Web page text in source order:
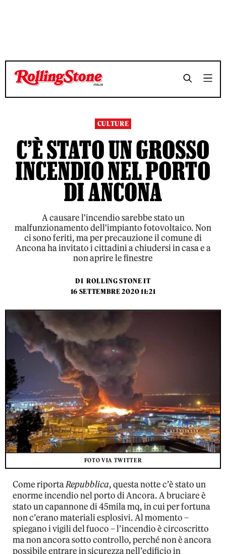
TEMPO DI LETTURA 3 MINUTI
TEMPO DI LETTURA 3 MINUTI
CULTURE
C’È STATO UN GROSSO
INCENDIO NEL PORTO
DI ANCONA
A causare l'incendio sarebbe stato un
malfunzionamento dell'impianto fotovoltaico. Non
ci sono feriti, ma per precauzione il comune di
Ancona ha invitato i cittadini a chiudersi in casa e a
non aprire le finestre
DI ROLLING STONE IT
16 SETTEMBRE 2020 11:21
FOTO VIA TWITTER
Come riportaRepubblica, questa notte c’è stato un
enorme incendio nel porto di Ancora. A bruciare è
stato un capannone di 45mila mq, in cui per fortuna
non c’erano materiali esplosivi. Al momento –
spiegano i vigili del fuoco – l’incendio è circoscritto
ma non ancora sotto controllo, perché non è ancora
possibile entrare in sicurezza nell’edificio in